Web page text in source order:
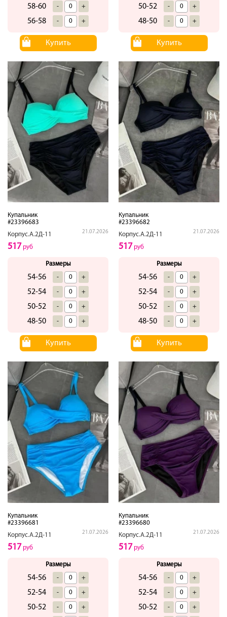
58-60 - +
56-58 - +
Купить
50-52 - +
48-50 - +
Купить
Купальник
#23396683
Корпус.А.2Д-11
21.07.2026
517 руб
Размеры
54-56 - +
52-54 - +
50-52 - +
48-50 - +
Купить
Купальник
#23396682
Корпус.А.2Д-11
21.07.2026
517 руб
Размеры
54-56 - +
52-54 - +
50-52 - +
48-50 - +
Купить
Купальник
#23396681
Корпус.А.2Д-11
21.07.2026
517 руб
Размеры
54-56 - +
52-54 - +
50-52 - +
Купальник
#23396680
Корпус.А.2Д-11
21.07.2026
517 руб
Размеры
54-56 - +
52-54 - +
50-52 - +